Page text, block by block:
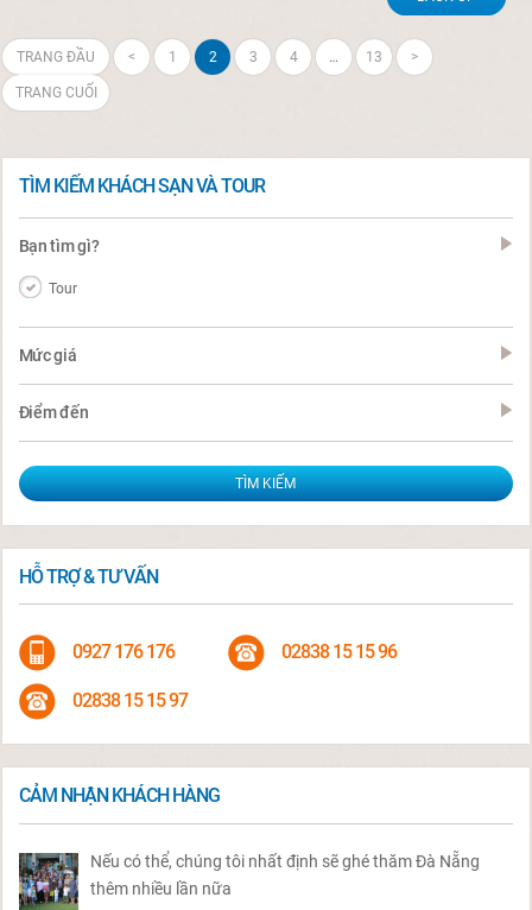
TRANG ĐẦU < 1 2 3 4 … 13 >
TRANG CUỐI
TÌM KIẾM KHÁCH SẠN VÀ TOUR
Bạn tìm gì?
Tour
Mức giá
Điểm đến
HỖ TRỢ & TƯ VẤN
0927 176 176 02838 15 15 96
02838 15 15 97
CẢM NHẬN KHÁCH HÀNG
Nếu có thể, chúng tôi nhất định sẽ ghé thăm Đà Nẵng
thêm nhiều lần nữa